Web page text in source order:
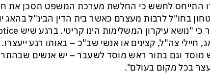
התייחס לחשש כי החלשת מערכת המשפט תסכן את
בחו"ל לרבות מעצרם כאשר בית הדין הבינ"ל
חיילי צה"ל, קצינים או אנשי שב"כ – באותו רגע
מוסד וגם בתור ראש מוסד לשעבר – יש אנשים
בכל מקום בעולם".